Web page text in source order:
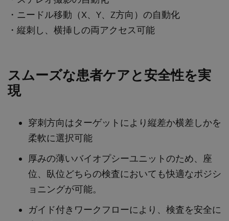
・ニードル移動（X、Y、Z方向）の自動化
・縦刺し、横挿しの両アクセス可能
スムーズな患者ケアと安全性を実
現
穿刺方向はターゲットにより縦差か横差しかを
柔軟に選択可能
厚みの薄いバイオプシーユニットのため、座
位、臥位どちらの検査においても快適なポジシ
ョニングが可能。
ガイド付きワークフローにより、検査を安全に